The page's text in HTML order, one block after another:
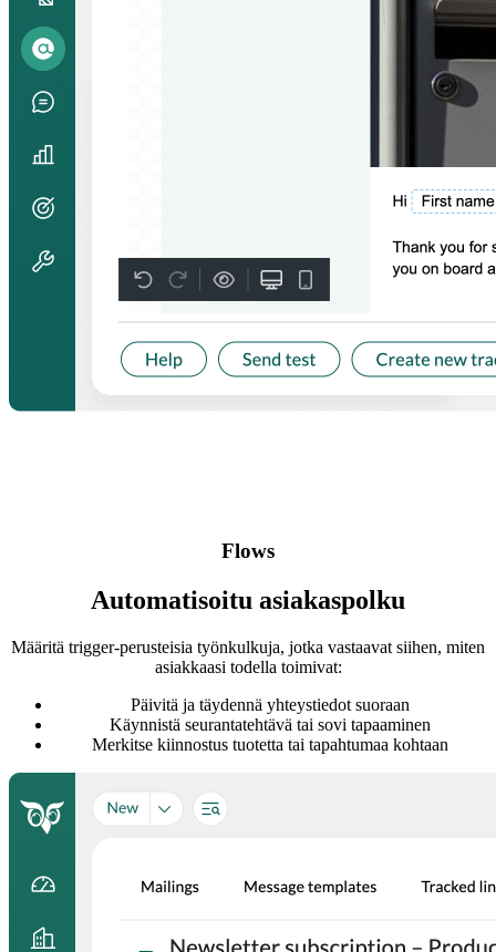
Flows
Automatisoitu asiakaspolku
Määritä trigger-perusteisia työnkulkuja, jotka vastaavat siihen, miten
asiakkaasi todella toimivat:
Päivitä ja täydennä yhteystiedot suoraan
Käynnistä seurantatehtävä tai sovi tapaaminen
Merkitse kiinnostus tuotetta tai tapahtumaa kohtaan